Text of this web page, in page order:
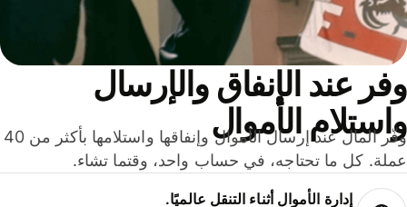
عند الإنفاق والإرسال
الأموال
وفّر المال عند إرسال الأموال وإنفاقها واستلامها بأكثر من 40
كل ما تحتاجه، في حساب واحد، وقتما تشاء.
إدارة الأموال أثناء التنقل عالميًا.